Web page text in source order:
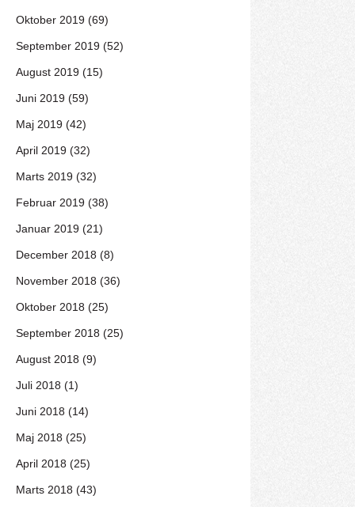
Oktober 2019 (69)
September 2019 (52)
August 2019 (15)
Juni 2019 (59)
Maj 2019 (42)
April 2019 (32)
Marts 2019 (32)
Februar 2019 (38)
Januar 2019 (21)
December 2018 (8)
November 2018 (36)
Oktober 2018 (25)
September 2018 (25)
August 2018 (9)
Juli 2018 (1)
Juni 2018 (14)
Maj 2018 (25)
April 2018 (25)
Marts 2018 (43)